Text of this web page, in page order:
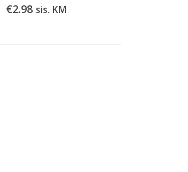
€2.98 sis. KM